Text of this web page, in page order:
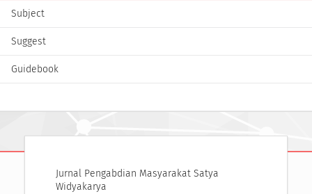
Subject
Suggest
Guidebook
Jurnal Pengabdian Masyarakat Satya
Widyakarya